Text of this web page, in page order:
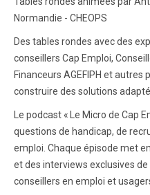
Normandie - CHEOPS
Des tables rondes avec des
conseillers Cap Emploi,
Financeurs AGEFIPH et
construire des solutions
Le podcast « Le Micro de Cap
questions de handicap, de
emploi. Chaque épisode met
et des interviews exclusives
conseillers en emploi et